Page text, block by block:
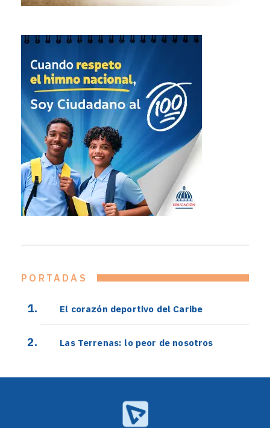
PORTADAS
El corazón deportivo del Caribe
Las Terrenas: lo peor de nosotros